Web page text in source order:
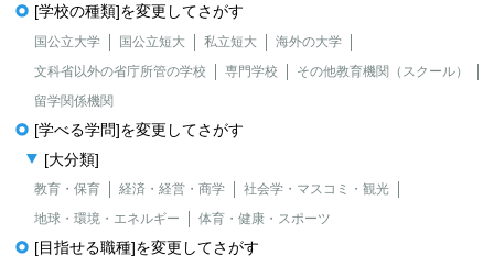
[学校の種類]を変更してさがす
国公立大学 国公立短大 私立短大
海外の大学
文科省以外の省庁所管の学校
専門学校
その他教育機関（スクール）
留学関係機関
[学べる学問]を変更してさがす
[大分類]
教育・保育 経済・経営・商学
社会学・マスコミ・観光
地球・環境・エネルギー
体育・健康・スポーツ
[目指せる職種]を変更してさがす